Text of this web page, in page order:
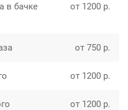
в бачке
от 1200 р.
от 750 р.
от 1200 р.
от 1200 р.